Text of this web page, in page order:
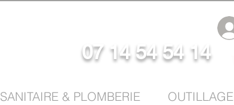
07 14 54 54 14
SANITAIRE & PLOMBERIE OUTILLAGE